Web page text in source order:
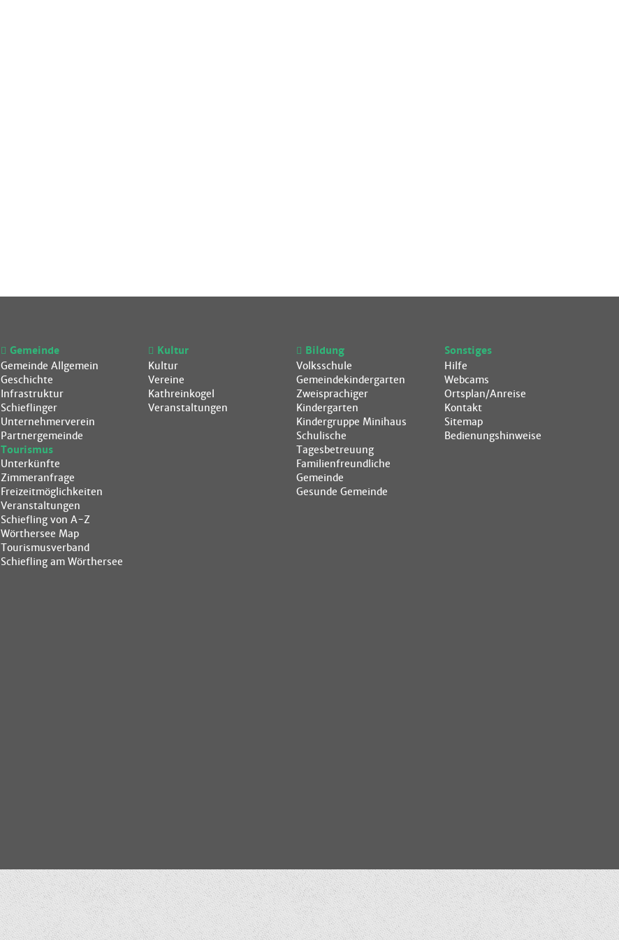
Gemeinde
Gemeinde Allgemein
Geschichte
Infrastruktur
Schieflinger
Unternehmerverein
Partnergemeinde
Tourismus
Unterkünfte
Zimmeranfrage
Freizeitmöglichkeiten
Veranstaltungen
Schiefling von A-Z
Wörthersee Map
Tourismusverband
Schiefling am Wörthersee
Kultur
Kultur
Vereine
Kathreinkogel
Veranstaltungen
Bildung
Volksschule
Gemeindekindergarten
Zweisprachiger
Kindergarten
Kindergruppe Minihaus
Schulische
Tagesbetreuung
Familienfreundliche
Gemeinde
Gesunde Gemeinde
Sonstiges
Hilfe
Webcams
Ortsplan/Anreise
Kontakt
Sitemap
Bedienungshinweise